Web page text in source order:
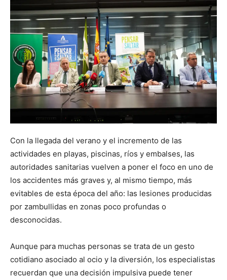
Con la llegada del verano y el incremento de las
actividades en playas, piscinas, ríos y embalses, las
autoridades sanitarias vuelven a poner el foco en uno de
los accidentes más graves y, al mismo tiempo, más
evitables de esta época del año: las lesiones producidas
por zambullidas en zonas poco profundas o
desconocidas.
Aunque para muchas personas se trata de un gesto
cotidiano asociado al ocio y la diversión, los especialistas
recuerdan que una decisión impulsiva puede tener